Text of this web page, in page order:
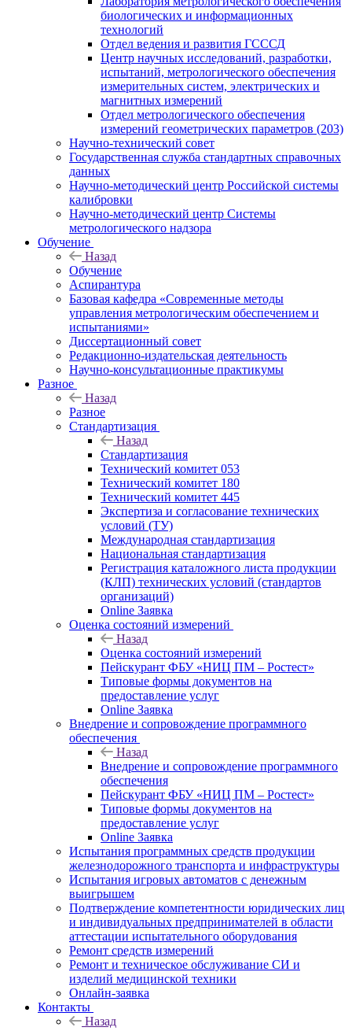
биологических и информационных
технологий
Отдел ведения и развития ГСССД
Центр научных исследований, разработки,
испытаний, метрологического обеспечения
измерительных систем, электрических и
магнитных измерений
Отдел метрологического обеспечения
измерений геометрических параметров (203)
Научно-технический совет
Государственная служба стандартных справочных
данных
Научно-методический центр Российской системы
калибровки
Научно-методический центр Системы
метрологического надзора
Обучение
Назад
Обучение
Аспирантура
Базовая кафедра «Современные методы
управления метрологическим обеспечением и
испытаниями»
Диссертационный совет
Редакционно-издательская деятельность
Научно-консультационные практикумы
Разное
Назад
Разное
Стандартизация
Назад
Стандартизация
Технический комитет 053
Технический комитет 180
Технический комитет 445
Экспертиза и согласование технических
условий (ТУ)
Международная стандартизация
Национальная стандартизация
Регистрация каталожного листа продукции
(КЛП) технических условий (стандартов
организаций)
Online Заявка
Оценка состояний измерений
Назад
Оценка состояний измерений
Пейскурант ФБУ «НИЦ ПМ – Ростест»
Типовые формы документов на
предоставление услуг
Online Заявка
Внедрение и сопровождение программного
обеспечения
Назад
Внедрение и сопровождение программного
обеспечения
Пейскурант ФБУ «НИЦ ПМ – Ростест»
Типовые формы документов на
предоставление услуг
Online Заявка
Испытания программных средств продукции
железнодорожного транспорта и инфраструктуры
Испытания игровых автоматов с денежным
выигрышем
Подтверждение компетентности юридических лиц
и индивидуальных предпринимателей в области
аттестации испытательного оборудования
Ремонт средств измерений
Ремонт и техническое обслуживание СИ и
изделий медицинской техники
Онлайн-заявка
Контакты
Назад